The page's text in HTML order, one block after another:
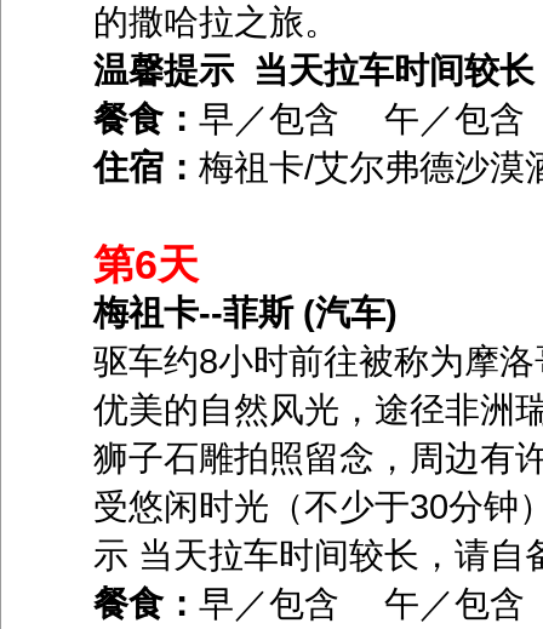
的撒哈拉之旅。
温馨提示 当天拉车时间较
餐食： 早／包含 午／包
住宿： 梅祖卡/艾尔弗德沙漠
第6天
梅祖卡--菲斯 (汽车)
驱车约8小时前往被称为摩
优美的自然风光，途径非洲
狮子石雕拍照留念，周边有
受悠闲时光（不少于30分钟
示 当天拉车时间较长，请自
餐食： 早／包含 午／包